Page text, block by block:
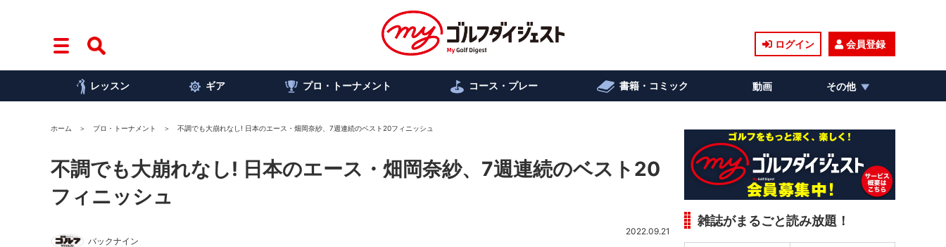
ログイン 会員登録
レッスン ギア プロ・トーナメント コース・プレー 書籍・コミック 動画 その他
ホーム プロ・トーナメント 不調でも大崩れなし! 日本のエース・畑岡奈紗、7週連続のベスト20フィニッシュ
不調でも大崩れなし! 日本のエース・畑岡奈紗、7週連続のベスト20
フィニッシュ
バックナイン
2022.09.21
雑誌がまるごと読み放題！